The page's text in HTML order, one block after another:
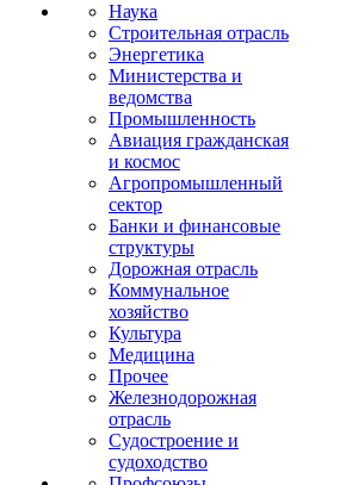
Наука
Строительная отрасль
Энергетика
Министерства и
ведомства
Промышленность
Авиация гражданская
и космос
Агропромышленный
сектор
Банки и финансовые
структуры
Дорожная отрасль
Коммунальное
хозяйство
Культура
Медицина
Прочее
Железнодорожная
отрасль
Судостроение и
судоходство